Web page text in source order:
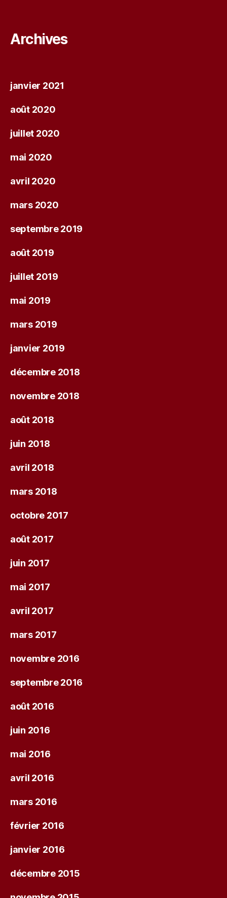
Archives
janvier 2021
août 2020
juillet 2020
mai 2020
avril 2020
mars 2020
septembre 2019
août 2019
juillet 2019
mai 2019
mars 2019
janvier 2019
décembre 2018
novembre 2018
août 2018
juin 2018
avril 2018
mars 2018
octobre 2017
août 2017
juin 2017
mai 2017
avril 2017
mars 2017
novembre 2016
septembre 2016
août 2016
juin 2016
mai 2016
avril 2016
mars 2016
février 2016
janvier 2016
décembre 2015